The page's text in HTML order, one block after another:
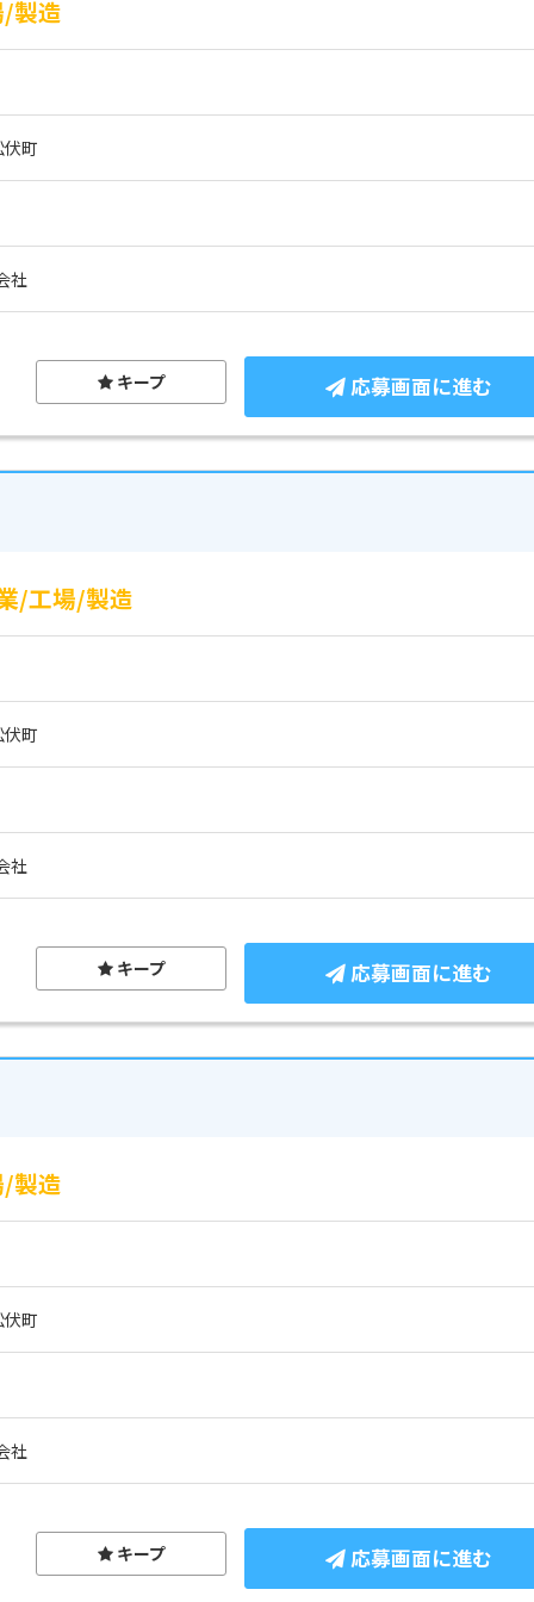
製造
町
社
応募画面に進む
キープ
/工場/製造
町
社
応募画面に進む
キープ
製造
町
社
応募画面に進む
キープ